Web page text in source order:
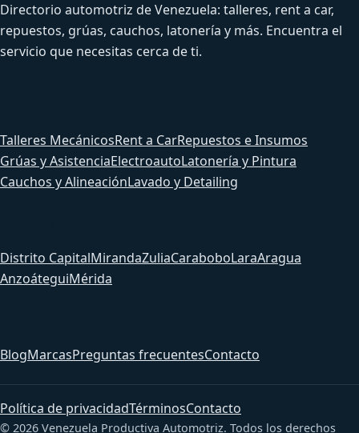
Directorio automotriz de Venezuela: talleres, rent a car,
repuestos, grúas, cauchos, latonería y más. Encuentra el
servicio que necesitas cerca de ti.
Talleres MecánicosRent a CarRepuestos e Insumos
Grúas y AsistenciaElectroautoLatonería y Pintura
Cauchos y AlineaciónLavado y Detailing
Distrito CapitalMirandaZuliaCaraboboLaraAragua
AnzoáteguiMérida
BlogMarcasPreguntas frecuentesContacto
Política de privacidadTérminosContacto
© 2026 Venezuela Productiva Automotriz. Todos los derechos